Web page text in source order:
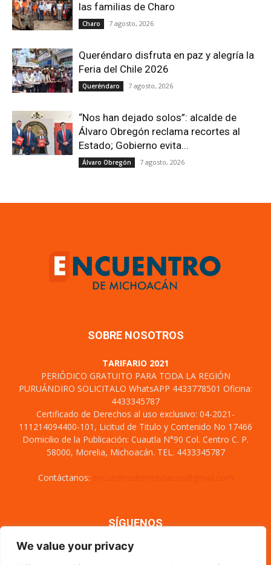
We value your privacy
las familias de Charo
Charo 7 agosto, 2026
Queréndaro disfruta en paz y alegría la
Feria del Chile 2026
Queréndaro 7 agosto, 2026
“Nos han dejado solos”: alcalde de
Álvaro Obregón reclama recortes al
Estado; Gobierno evita...
Álvaro Obregón 7 agosto, 2026
SOBRE NOSOTROS
TARIFARIO 2021
PERIÓDICO GRATUITO PARA TODA LA REGIÓN
PURUÁNDIRO SOLICITALO WhatsAPP 4433778501 Oficina:
4433345787
Certificado de Derechos al uso exclusivo: 04-2021-
111214094400-101, Licitud de Titulo y Contenido No 17466
Domicilio de la Publicación: Cuautla N°90 Col. Centro C. P.
58000, Morelia, Michoacán. TEL. 4433345787
Contáctanos:
SÍGUENOS